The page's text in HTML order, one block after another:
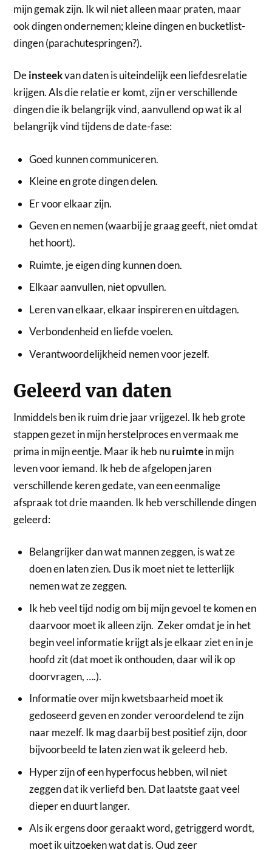
mijn gemak zijn. Ik wil niet alleen maar praten, maar
ook dingen ondernemen; kleine dingen en bucketlist-
dingen (parachutespringen?).
Deinsteekvan daten is uiteindelijk een liefdesrelatie
krijgen. Als die relatie er komt, zijn er verschillende
dingen die ik belangrijk vind, aanvullend op wat ik al
belangrijk vind tijdens de date-fase:
Goed kunnen communiceren.
Kleine en grote dingen delen.
Er voor elkaar zijn.
Geven en nemen (waarbij je graag geeft, niet omdat
het hoort).
Ruimte, je eigen ding kunnen doen.
Elkaar aanvullen, niet opvullen.
Leren van elkaar, elkaar inspireren en uitdagen.
Verbondenheid en liefde voelen.
Verantwoordelijkheid nemen voor jezelf.
Geleerd van daten
Inmiddels ben ik ruim drie jaar vrijgezel. Ik heb grote
stappen gezet in mijn herstelproces en vermaak me
prima in mijn eentje. Maar ik heb nuruimtein mijn
leven voor iemand. Ik heb de afgelopen jaren
verschillende keren gedate, van een eenmalige
afspraak tot drie maanden. Ik heb verschillende dingen
geleerd:
Belangrijker dan wat mannen zeggen, is wat ze
doen en laten zien. Dus ik moet niet te letterlijk
nemen wat ze zeggen.
Ik heb veel tijd nodig om bij mijn gevoel te komen en
daarvoor moet ik alleen zijn. Zeker omdat je in het
begin veel informatie krijgt als je elkaar ziet en in je
hoofd zit (dat moet ik onthouden, daar wil ik op
doorvragen, ….).
Informatie over mijn kwetsbaarheid moet ik
gedoseerd geven en zonder veroordelend te zijn
naar mezelf. Ik mag daarbij best positief zijn, door
bijvoorbeeld te laten zien wat ik geleerd heb.
Hyper zijn of een hyperfocus hebben, wil niet
zeggen dat ik verliefd ben. Dat laatste gaat veel
dieper en duurt langer.
Als ik ergens door geraakt word, getriggerd wordt,
moet ik uitzoeken wat dat is. Oud zeer